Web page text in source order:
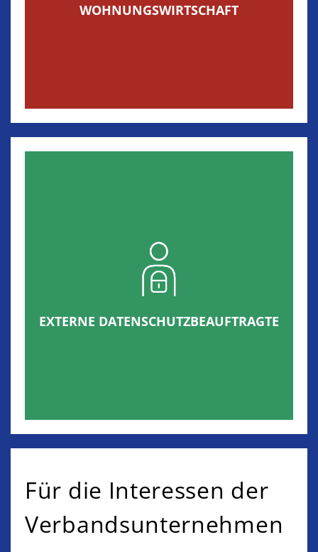
WOHNUNGSWIRTSCHAFT
EXTERNE DATENSCHUTZBEAUFTRAGTE
Für die Interessen der
Verbandsunternehmen